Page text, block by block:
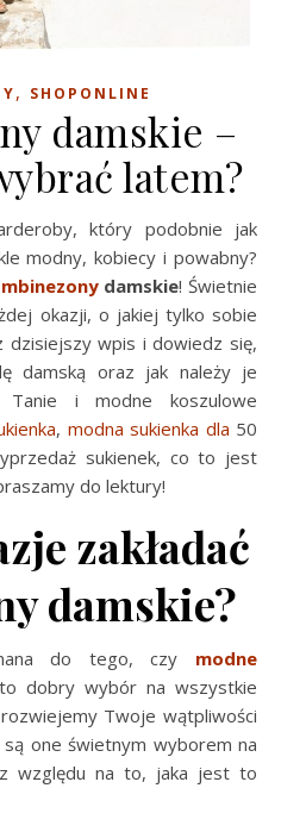
, SHOPONLINE
damskie –
latem?
modny, kobiecy i powabny?
damskie! Świetnie
okazji, o jakiej tylko sobie
dzisiejszy wpis i dowiedz się,
damską oraz jak należy je
Tanie i modne koszulowe
, modna sukienka dla 50
sukienek, co to jest
do lektury!
zakładać
damskie?
do tego, czy modne
to dobry wybór na wszystkie
Twoje wątpliwości
one świetnym wyborem na
względu na to, jaka jest to